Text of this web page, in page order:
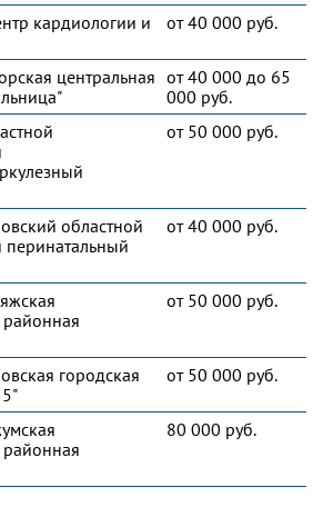
кардиологии и
от 40 000 руб.
центральная от 40 000 до 65
000 руб.
от 50 000 руб.
областной
перинатальный
от 40 000 руб.
районная
от 50 000 руб.
городская
от 50 000 руб.
районная
80 000 руб.